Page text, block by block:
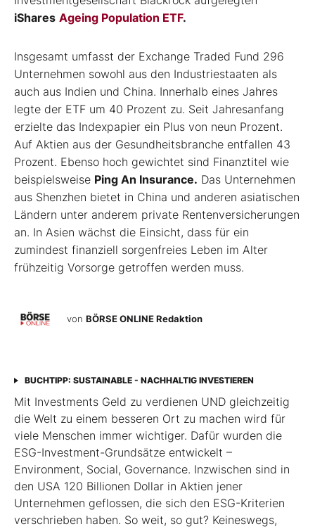
iShares Ageing Population ETF.
Insgesamt umfasst der Exchange Traded Fund 296
Unternehmen sowohl aus den Industriestaaten als
auch aus Indien und China. Innerhalb eines Jahres
legte der ETF um 40 Prozent zu. Seit Jahresanfang
erzielte das Indexpapier ein Plus von neun Prozent.
Auf Aktien aus der Gesundheitsbranche entfallen 43
Prozent. Ebenso hoch gewichtet sind Finanztitel wie
beispielsweise Ping An Insurance. Das Unternehmen
aus Shenzhen bietet in China und anderen asiatischen
Ländern unter anderem private Rentenversicherungen
an. In Asien wächst die Einsicht, dass für ein
zumindest finanziell sorgenfreies Leben im Alter
frühzeitig Vorsorge getroffen werden muss.
von BÖRSE ONLINE Redaktion
BUCHTIPP: SUSTAINABLE - NACHHALTIG INVESTIEREN
Mit Investments Geld zu verdienen UND gleichzeitig
die Welt zu einem besseren Ort zu machen wird für
viele Menschen immer wichtiger. Dafür wurden die
ESG-Investment-Grundsätze entwickelt –
Environment, Social, Governance. Inzwischen sind in
den USA 120 Billionen Dollar in Aktien jener
Unternehmen geflossen, die sich den ESG-Kriterien
verschrieben haben. So weit, so gut? Keineswegs,